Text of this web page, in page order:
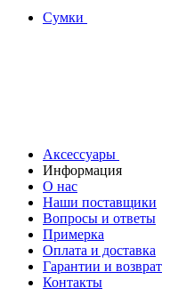
Сумки
Аксессуары
Информация
О нас
Наши поставщики
Вопросы и ответы
Примерка
Оплата и доставка
Гарантии и возврат
Контакты